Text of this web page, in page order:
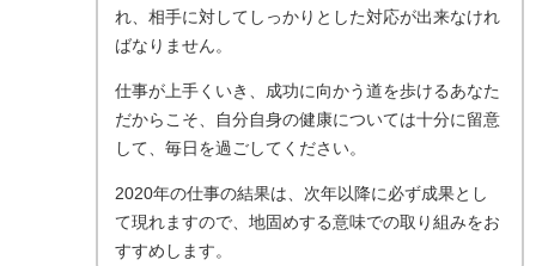
れ、相手に対してしっかりとした対応が出来なけれ
ばなりません。
仕事が上手くいき、成功に向かう道を歩けるあなた
だからこそ、自分自身の健康については十分に留意
して、毎日を過ごしてください。
2020年の仕事の結果は、次年以降に必ず成果とし
て現れますので、地固めする意味での取り組みをお
すすめします。